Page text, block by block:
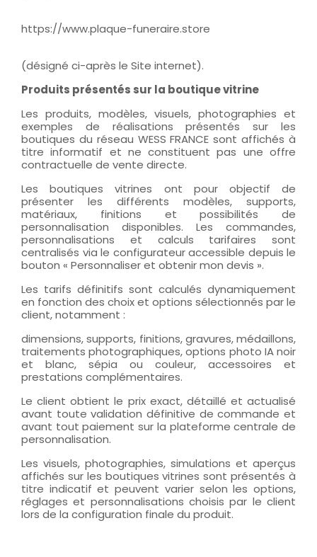
https://www.plaque-funeraire.store
(désigné ci-après le Site internet).
Produits présentés sur la boutique vitrine
Les produits, modèles, visuels, photographies et
exemples de réalisations présentés sur les
boutiques du réseau WESS FRANCE sont affichés à
titre informatif et ne constituent pas une offre
contractuelle de vente directe.
Les boutiques vitrines ont pour objectif de
présenter les différents modèles, supports,
matériaux, finitions et possibilités de
personnalisation disponibles. Les commandes,
personnalisations et calculs tarifaires sont
centralisés via le configurateur accessible depuis le
bouton « Personnaliser et obtenir mon devis ».
Les tarifs définitifs sont calculés dynamiquement
en fonction des choix et options sélectionnés par le
client, notamment :
dimensions, supports, finitions, gravures, médaillons,
traitements photographiques, options photo IA noir
et blanc, sépia ou couleur, accessoires et
prestations complémentaires.
Le client obtient le prix exact, détaillé et actualisé
avant toute validation définitive de commande et
avant tout paiement sur la plateforme centrale de
personnalisation.
Les visuels, photographies, simulations et aperçus
affichés sur les boutiques vitrines sont présentés à
titre indicatif et peuvent varier selon les options,
réglages et personnalisations choisis par le client
lors de la configuration finale du produit.